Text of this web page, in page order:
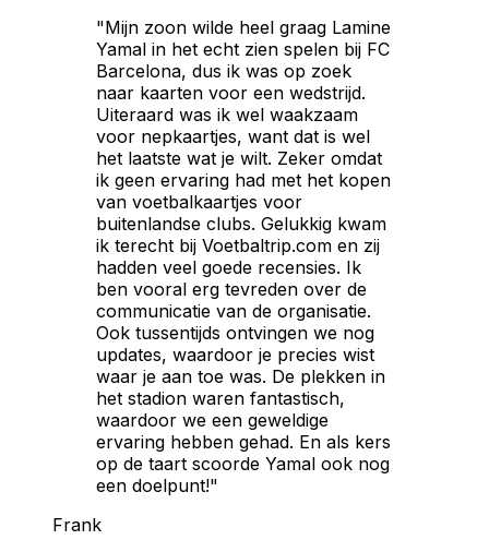
"Mijn zoon wilde heel graag Lamine
Yamal in het echt zien spelen bij FC
Barcelona, dus ik was op zoek
naar kaarten voor een wedstrijd.
Uiteraard was ik wel waakzaam
voor nepkaartjes, want dat is wel
het laatste wat je wilt. Zeker omdat
ik geen ervaring had met het kopen
van voetbalkaartjes voor
buitenlandse clubs. Gelukkig kwam
ik terecht bij Voetbaltrip.com en zij
hadden veel goede recensies. Ik
ben vooral erg tevreden over de
communicatie van de organisatie.
Ook tussentijds ontvingen we nog
updates, waardoor je precies wist
waar je aan toe was. De plekken in
het stadion waren fantastisch,
waardoor we een geweldige
ervaring hebben gehad. En als kers
op de taart scoorde Yamal ook nog
een doelpunt!"
Frank